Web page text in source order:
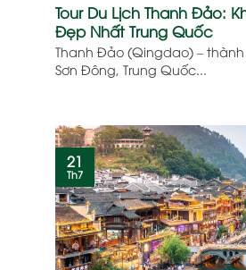
Tour Du Lịch Thanh Đảo:
Đẹp Nhất Trung Quốc
Thanh Đảo (Qingdao) –
Sơn Đông, Trung Quốc...
21
Th7